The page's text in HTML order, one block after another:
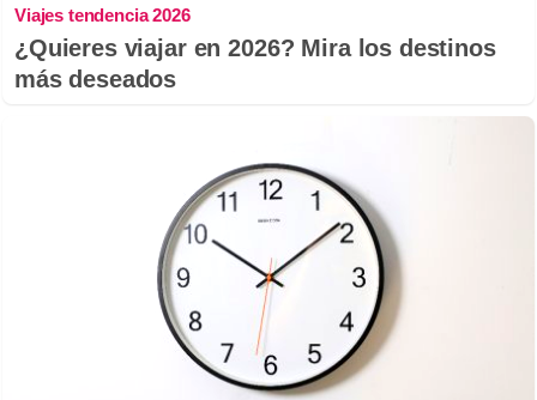
Viajes tendencia 2026
¿Quieres viajar en 2026? Mira los destinos
más deseados